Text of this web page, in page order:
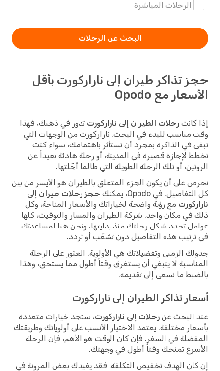
الرحلات المباشرة
البحث عن الرحلات
حجز تذاكر طيران إلى ناراركورت بأقل
الأسعار مع Opodo
إذا كانت رحلات الطيران إلى ناراركورت تدور في ذهنك، فهذا
وقت مناسب للبدء في البحث. ناراركورت من الوجهات التي
تبقى في الذاكرة بمجرد أن تستأثر باهتمامك، سواء كنت
تخطط لإجازة قصيرة في المدينة، أو رحلة هادئة بعيداً عن
الروتين، أو تلك الرحلة الطويلة التي طالما أجّلتها.
نحرص على أن يكون الجزء المتعلق بالطيران هو الأيسر من بين
كل التفاصيل. في Opodo، يمكنك
حجز رحلات طيران إلى
ناراركورت مع رؤية واضحة لخياراتك والأسعار المتاحة، وكل
ذلك في مكان واحد. شركة الطيران والمسار والتوقيت، كلها
عوامل تحدد شكل رحلتك منذ بدايتها، ونحن هنا لمساعدتك
في ترتيب هذه التفاصيل دون تشعّب أو تردد.
جدولك الزمني وتفضيلاتك هي الأولوية. العثور على الرحلة
المناسبة لا ينبغي أن يستغرق وقتاً أطول مما يستحق، وهذا
بالضبط ما نسعى إلى تقديمه.
أسعار تذاكر الطيران إلى ناراركورت
عند البحث عن رحلات إلى ناراركورت، ستجد خيارات متعددة
بأسعار مختلفة. يعتمد الاختيار الأنسب على أولوياتك وطريقتك
المفضلة في السفر. فإن كان الوقت هو الأهم، فإن الرحلة
الأسرع تمنحك وقتاً أطول في وجهتك.
إن كان الهدف تخفيض التكلفة، فقد يفيدك بعض المرونة في